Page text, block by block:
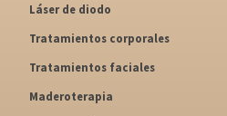
Láser de diodo
Tratamientos corporales
Tratamientos faciales
Maderoterapia